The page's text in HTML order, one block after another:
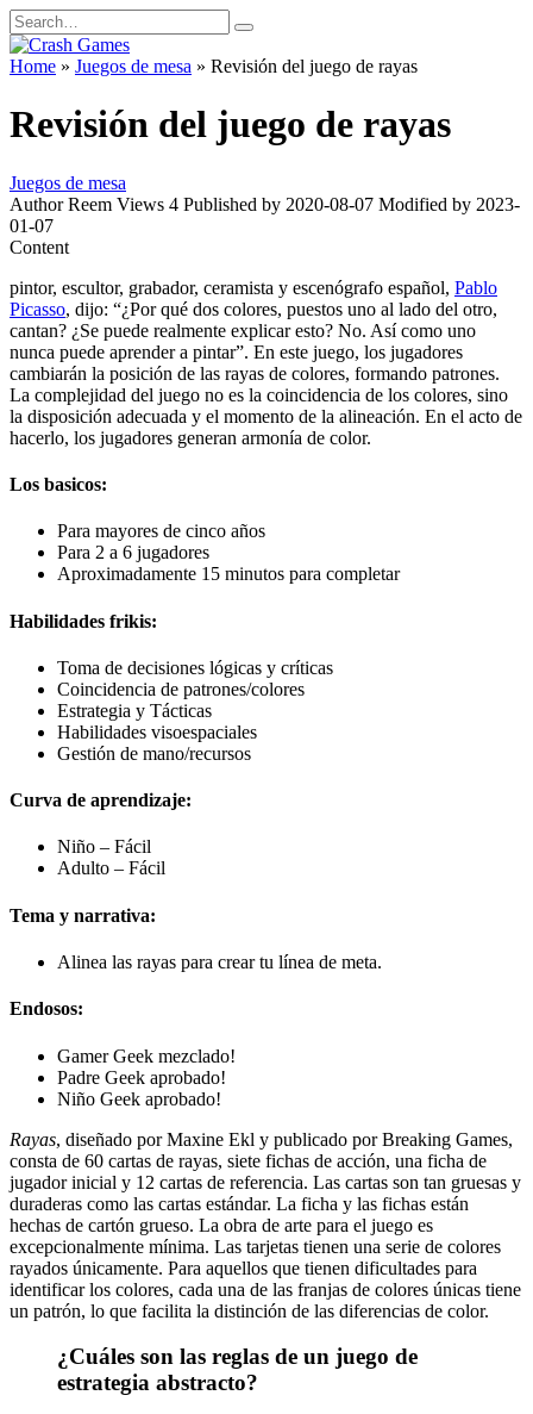
Skip
to
content
Search
for:
Home » Juegos de mesa » Revisión del juego de rayas
Revisión del juego de rayas
Juegos de mesa
Author Reem Views 4 Published by 2020-08-07 Modified by 2023-
01-07
Content
pintor, escultor, grabador, ceramista y escenógrafo español, Pablo
Picasso, dijo: “¿Por qué dos colores, puestos uno al lado del otro,
cantan? ¿Se puede realmente explicar esto? No. Así como uno
nunca puede aprender a pintar”. En este juego, los jugadores
cambiarán la posición de las rayas de colores, formando patrones.
La complejidad del juego no es la coincidencia de los colores, sino
la disposición adecuada y el momento de la alineación. En el acto de
hacerlo, los jugadores generan armonía de color.
Los basicos:
Para mayores de cinco años
Para 2 a 6 jugadores
Aproximadamente 15 minutos para completar
Habilidades frikis:
Toma de decisiones lógicas y críticas
Coincidencia de patrones/colores
Estrategia y Tácticas
Habilidades visoespaciales
Gestión de mano/recursos
Curva de aprendizaje:
Niño – Fácil
Adulto – Fácil
Tema y narrativa:
Alinea las rayas para crear tu línea de meta.
Endosos:
Gamer Geek mezclado!
Padre Geek aprobado!
Niño Geek aprobado!
Rayas, diseñado por Maxine Ekl y publicado por Breaking Games,
consta de 60 cartas de rayas, siete fichas de acción, una ficha de
jugador inicial y 12 cartas de referencia. Las cartas son tan gruesas y
duraderas como las cartas estándar. La ficha y las fichas están
hechas de cartón grueso. La obra de arte para el juego es
excepcionalmente mínima. Las tarjetas tienen una serie de colores
rayados únicamente. Para aquellos que tienen dificultades para
identificar los colores, cada una de las franjas de colores únicas tiene
un patrón, lo que facilita la distinción de las diferencias de color.
¿Cuáles son las reglas de un juego de
estrategia abstracto?